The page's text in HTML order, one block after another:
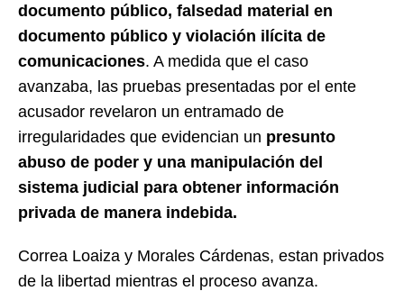
documento público, falsedad material en
documento público y violación ilícita de
comunicaciones. A medida que el caso
avanzaba, las pruebas presentadas por el ente
acusador revelaron un entramado de
irregularidades que evidencian un presunto
abuso de poder y una manipulación del
sistema judicial para obtener información
privada de manera indebida.
Correa Loaiza y Morales Cárdenas, estan privados
de la libertad mientras el proceso avanza.